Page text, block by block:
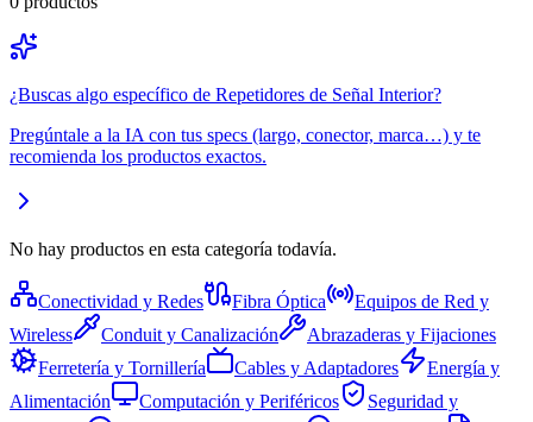
¿Buscas algo específico de Repetidores de Señal Interior?
Pregúntale a la IA con tus specs (largo, conector, marca…) y te
recomienda los productos exactos.
No hay productos en esta categoría todavía.
Conectividad y Redes Fibra Óptica
Equipos de Red y
Wireless
Conduit y Canalización
Abrazaderas y Fijaciones
Ferretería y Tornillería
Cables y Adaptadores
Energía y
Alimentación
Computación y Periféricos
Seguridad y